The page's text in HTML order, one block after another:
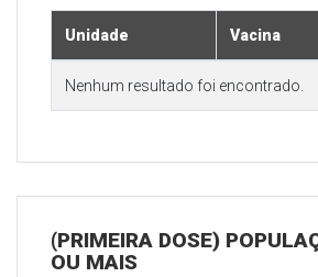
Unidade Vacina
Nenhum resultado foi encontrado.
(PRIMEIRA DOSE)
OU MAIS